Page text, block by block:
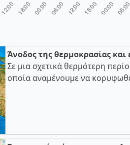
Άνοδος της θερμοκρασίας
Σε μια σχετικά θερμότερη
οποία αναμένουμε να